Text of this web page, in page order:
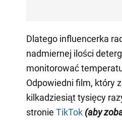
Dlatego influencerka
nadmiernej ilości
monitorować
Odpowiedni film, który
kilkadziesiąt tysięcy
stronie TikTok (aby